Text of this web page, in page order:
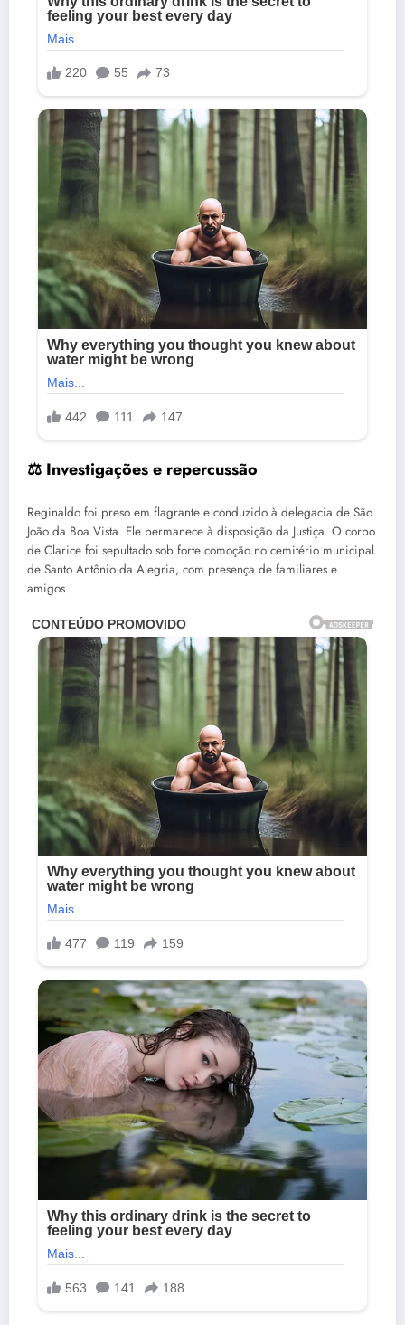
⚖️ Investigações e repercussão
Reginaldo foi preso em flagrante e conduzido à delegacia de São
João da Boa Vista. Ele permanece à disposição da Justiça. O corpo
de Clarice foi sepultado sob forte comoção no cemitério municipal
de Santo Antônio da Alegria, com presença de familiares e
amigos.